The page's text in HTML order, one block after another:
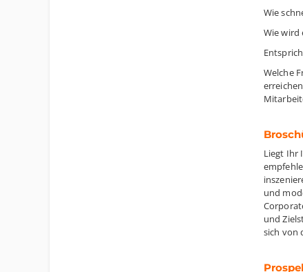
Wie
Wie wird
Welche
Liegt Ihr
und
und
sich von